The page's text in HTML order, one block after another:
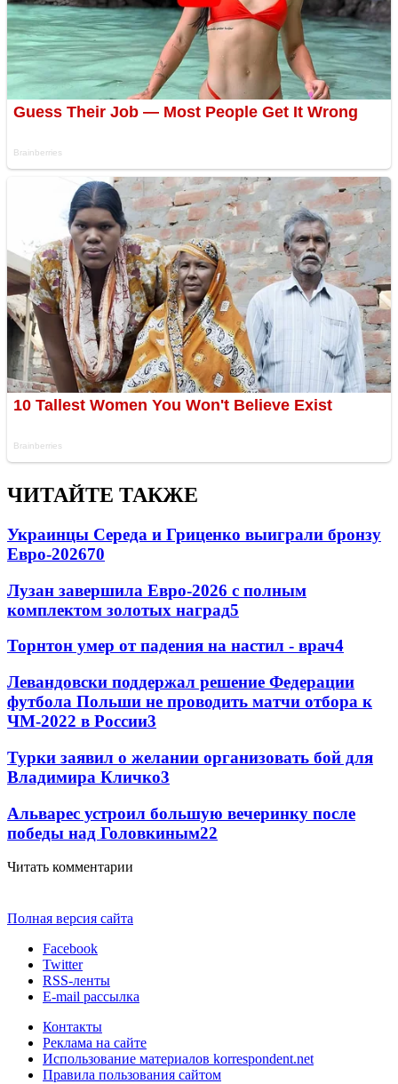
ЧИТАЙТЕ ТАКЖЕ
Украинцы Середа и Гриценко выиграли бронзу
Евро-202670
Лузан завершила Евро-2026 с полным
комплектом золотых наград5
Торнтон умер от падения на настил - врач4
Левандовски поддержал решение Федерации
футбола Польши не проводить матчи отбора к
ЧМ-2022 в России3
Турки заявил о желании организовать бой для
Владимира Кличко3
Альварес устроил большую вечеринку после
победы над Головкиным22
Читать комментарии
Полная версия сайта
Facebook
Twitter
RSS-ленты
E-mail рассылка
Контакты
Реклама на сайте
Использование материалов korrespondent.net
Правила пользования сайтом